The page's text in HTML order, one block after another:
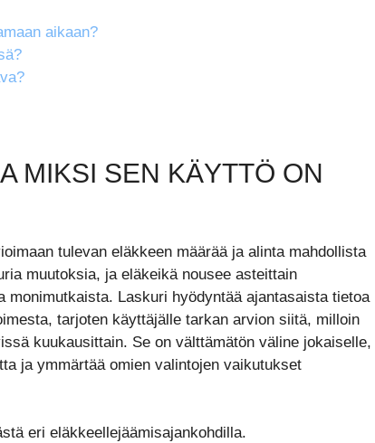
aikaan?
MIKSI SEN KÄYTTÖ ON
tulevan eläkkeen määrää ja alinta mahdollista
muutoksia, ja eläkeikä nousee asteittain
Laskuri hyödyntää ajantasaista tietoa
tarjoten käyttäjälle tarkan arvion siitä, milloin
kuukausittain. Se on välttämätön väline jokaiselle,
ja ymmärtää omien valintojen vaikutukset
eri eläkkeellejäämisajankohdilla.